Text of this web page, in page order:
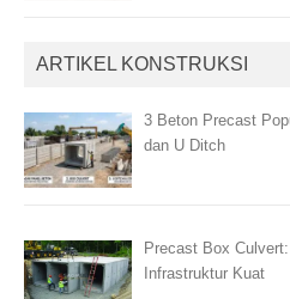
ARTIKEL KONSTRUKSI
3 Beton Precast
dan U Ditch
Precast Box
Infrastruktur Kuat